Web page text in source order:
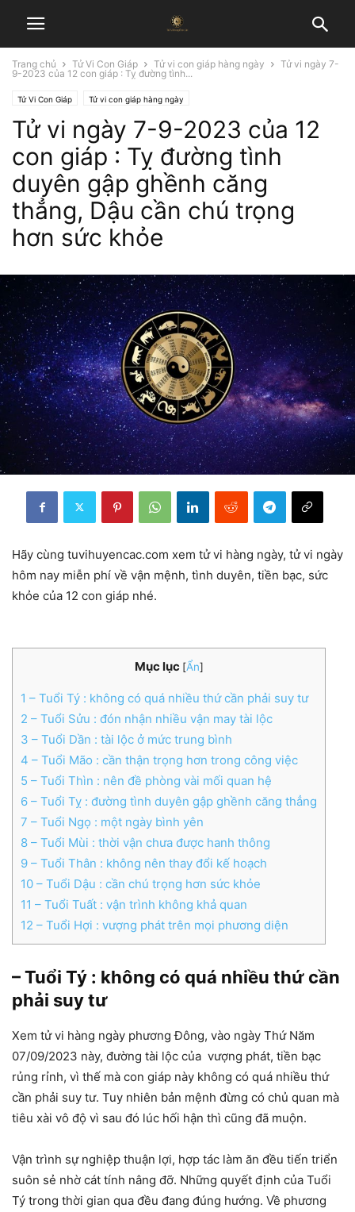
Trang chủ Tử Vi Con Giáp Tử vi con giáp hàng ngày
Tử vi ngày 7-
9-2023 của 12 con giáp : Tỵ đường tình...
Tử Vi Con Giáp Tử vi con giáp hàng ngày
Tử vi ngày 7-9-2023 của 12
con giáp : Tỵ đường tình
duyên gập ghềnh căng
thẳng, Dậu cần chú trọng
hơn sức khỏe
Hãy cùng tuvihuyencac.com xem tử vi hàng ngày, tử vi ngày
hôm nay miễn phí về vận mệnh, tình duyên, tiền bạc, sức
khỏe của 12 con giáp nhé.
Mục lục [Ẩn]
1 – Tuổi Tý : không có quá nhiều thứ cần phải suy tư
2 – Tuổi Sửu : đón nhận nhiều vận may tài lộc
3 – Tuổi Dần : tài lộc ở mức trung bình
4 – Tuổi Mão : cần thận trọng hơn trong công việc
5 – Tuổi Thìn : nên đề phòng vài mối quan hệ
6 – Tuổi Tỵ : đường tình duyên gập ghềnh căng thẳng
7 – Tuổi Ngọ : một ngày bình yên
8 – Tuổi Mùi : thời vận chưa được hanh thông
9 – Tuổi Thân : không nên thay đổi kế hoạch
10 – Tuổi Dậu : cần chú trọng hơn sức khỏe
11 – Tuổi Tuất : vận trình không khả quan
12 – Tuổi Hợi : vượng phát trên mọi phương diện
– Tuổi Tý : không có quá nhiều thứ cần
phải suy tư
Xem tử vi hàng ngày phương Đông, vào ngày Thứ Năm
07/09/2023 này, đường tài lộc của vượng phát, tiền bạc
rủng rỉnh, vì thế mà con giáp này không có quá nhiều thứ
cần phải suy tư. Tuy nhiên bản mệnh đừng có chủ quan mà
tiêu xài vô độ vì sau đó lúc hối hận thì cũng đã muộn.
Vận trình sự nghiệp thuận lợi, hợp tác làm ăn đều tiến triển
suôn sẻ nhờ cát tính nâng đỡ. Những quyết định của Tuổi
Tý trong thời gian qua đều đang đúng hướng. Về phương